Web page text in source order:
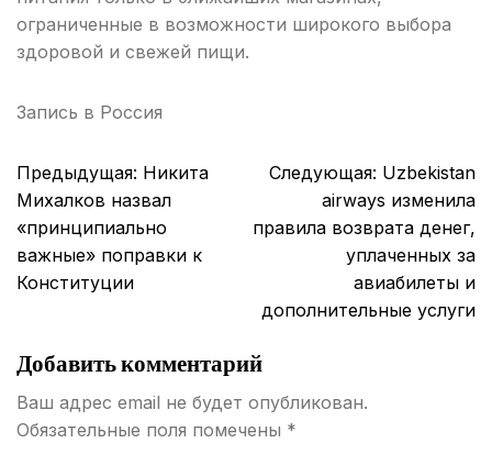
ограниченные в возможности широкого выбора
здоровой и свежей пищи.
Запись в Россия
Навигация
по
Предыдущая: Никита
Михалков назвал
«принципиально
важные» поправки к
Конституции
Следующая: Uzbekistan
airways изменила
правила возврата денег,
уплаченных за
авиабилеты и
дополнительные услуги
Добавить комментарий
Ваш адрес email не будет опубликован.
Обязательные поля помечены *